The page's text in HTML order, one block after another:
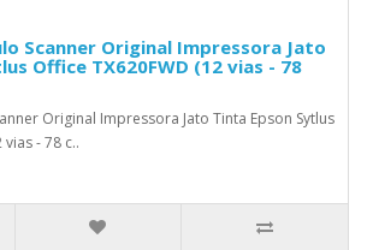
Scanner Original Impressora Jato
Office TX620FWD (12 vias - 78
Original Impressora Jato Tinta Epson Sytlus
vias - 78 c..